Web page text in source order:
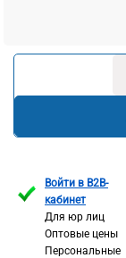
Войти в B2B-
кабинет
Для юр лиц
Оптовые цены
Персональные